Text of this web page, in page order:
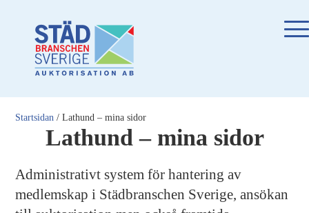
Startsidan /Lathund – mina sidor
Lathund – mina sidor
Administrativt system för hantering av
medlemskap i Städbranschen Sverige, ansökan